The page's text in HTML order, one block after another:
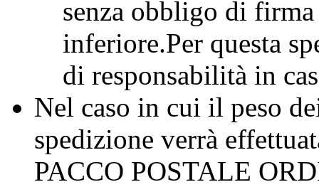
senza obbligo di
inferiore.Per questa
di responsabilità in
Nel caso in cui il peso
spedizione verrà
PACCO POSTALE